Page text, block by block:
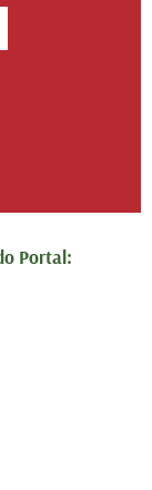
Portal: